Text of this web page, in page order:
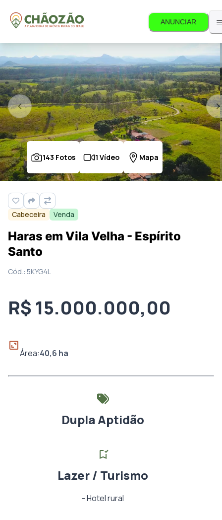
ANUNCIAR
143 Fotos 1 Vídeo Mapa
Cabeceira Venda
Haras em Vila Velha - Espírito
Santo
Cód.: 5KYG4L
R$ 15.000.000,00
Área:40,6 ha
Dupla Aptidão
Lazer / Turismo
-Hotel rural